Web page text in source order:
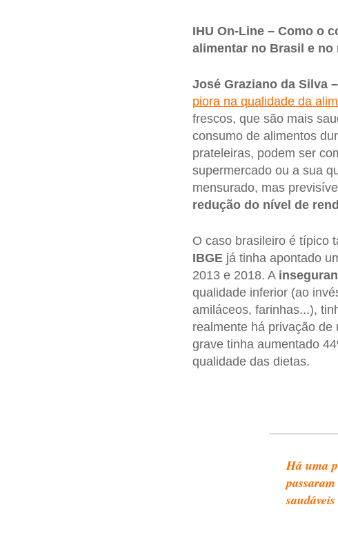
IHU On-Line – Como o
alimentar no Brasil e no
José Graziano da Silva –
piora na qualidade da
frescos, que são mais
consumo de alimentos
prateleiras, podem ser
supermercado ou a sua
mensurado, mas
redução do nível de
O caso brasileiro é típico
IBGEjá tinha apontado
2013 e 2018. A
qualidade inferior (ao
amiláceos, farinhas...),
realmente há privação
grave tinha aumentado
qualidade das dietas.
Há uma